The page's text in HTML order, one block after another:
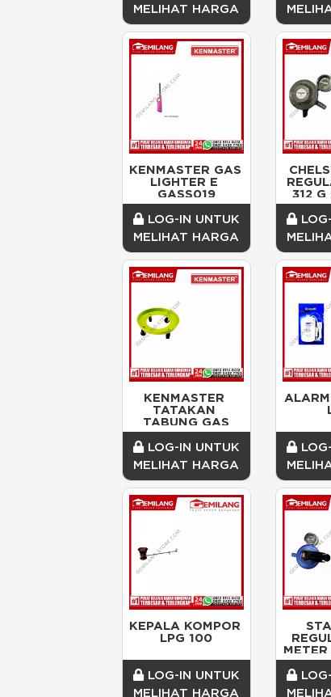
MELIHAT HARGA
KENMASTER GAS
LIGHTER E
GASS019
LOG-IN UNTUK
MELIHAT HARGA
312 G
KENMASTER
TATAKAN
TABUNG GAS
LOG-IN UNTUK
MELIHAT HARGA
KEPALA KOMPOR
LPG 100
LOG-IN UNTUK
MELIHAT HARGA